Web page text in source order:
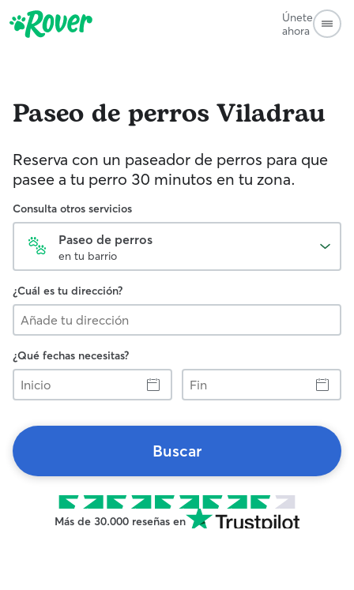
Únete
ahora
Paseo de perrosViladrau
Reserva con un paseador de perros para que
pasee a tu perro 30 minutos en tu zona.
Consulta otros servicios
Paseo de perros
en tu barrio
¿Cuál es tu dirección?
¿Qué fechas necesitas?
Inicio
Fin
Buscar
Más de 30.000 reseñas en